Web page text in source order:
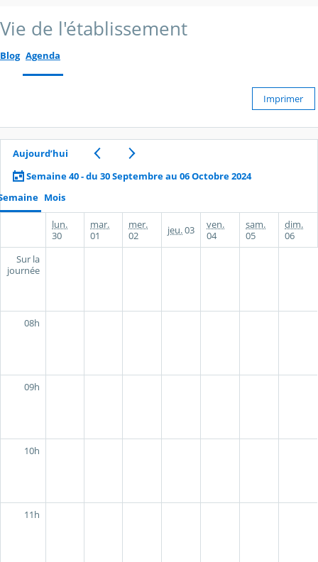
Vie de l'établissement
Blog Agenda
Imprimer
Aujourd’hui
Semaine 40 - du 30 Septembre au 06 Octobre 2024
Mois
lun.
30
mar.
01
mer.
02
jeu.03
ven.
04
sam.
05
dim.
06
Sur la
journée
08h
09h
10h
11h